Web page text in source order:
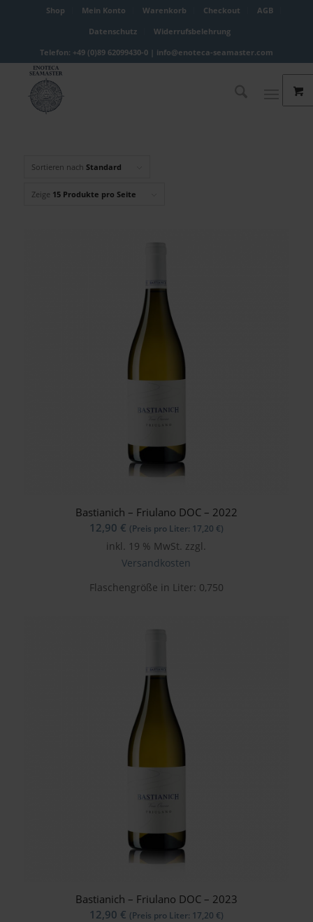
Shop Mein Konto Warenkorb Checkout
AGB
Datenschutz
Widerrufsbelehrung
Telefon: +49 (0)89 62099430-0 | info@enoteca-seamaster.com
Sortieren nach Standard
Zeige 15 Produkte pro Seite
Bastianich – Friulano DOC – 2022
12,90 € (Preis pro Liter: 17,20 €)
inkl. 19 % MwSt. zzgl.
Versandkosten
Flaschengröße in Liter: 0,750
Bastianich – Friulano DOC – 2023
12,90 € (Preis pro Liter: 17,20 €)